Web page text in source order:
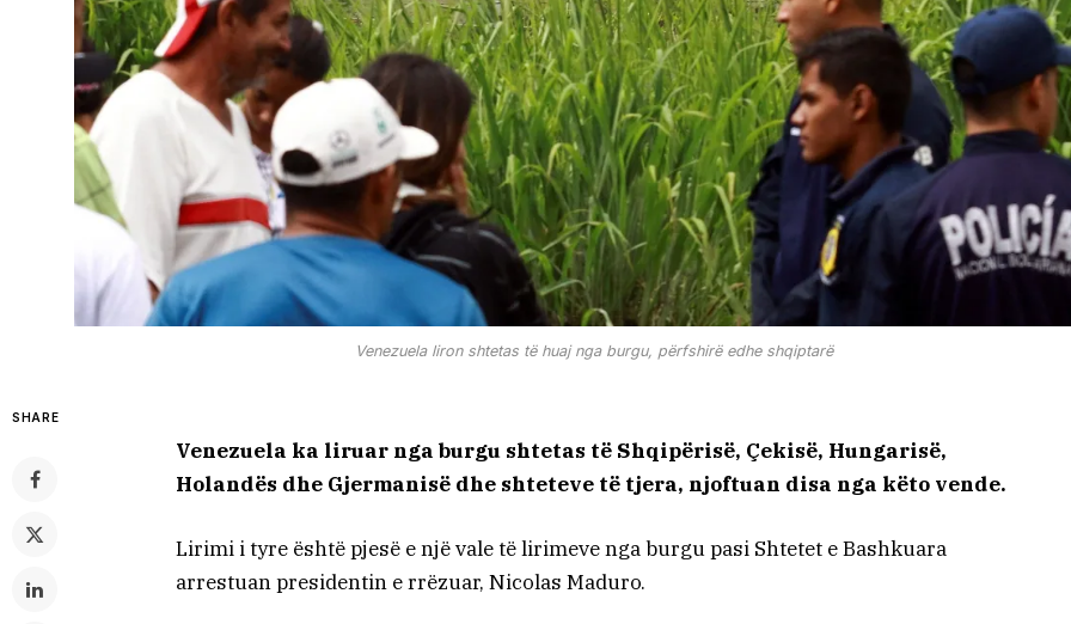
Venezuela liron shtetas të huaj nga burgu, përfshirë edhe shqiptarë
SHARE
Venezuela ka liruar nga burgu shtetas të Shqipërisë, Çekisë, Hungarisë,
Holandës dhe Gjermanisë dhe shteteve të tjera, njoftuan disa nga këto vende.
Lirimi i tyre është pjesë e një vale të lirimeve nga burgu pasi Shtetet e Bashkuara
arrestuan presidentin e rrëzuar, Nicolas Maduro.